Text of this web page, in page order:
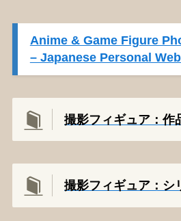
Anime & Game Figure
– Japanese Personal
撮影フィギュア：作
撮影フィギュア：シ